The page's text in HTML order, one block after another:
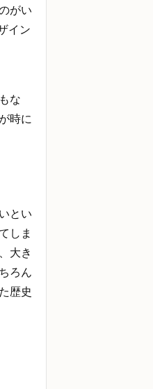
がい
イン
な
時に
とい
しま
大き
ろん
歴史